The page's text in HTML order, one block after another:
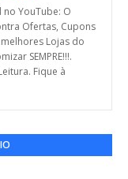
YouTube: O
Ofertas, Cupons
Lojas do
SEMPRE!!!.
Fique à